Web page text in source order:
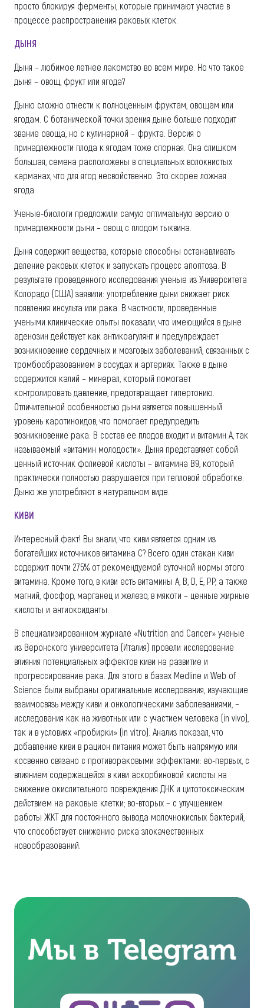
просто блокируя ферменты, которые принимают участие в
процессе распространения раковых клеток.
ДЫНЯ
Дыня – любимое летнее лакомство во всем мире. Но что такое
дыня – овощ, фрукт или ягода?
Дыню сложно отнести к полноценным фруктам, овощам или
ягодам. С ботанической точки зрения дыне больше подходит
звание овоща, но с кулинарной – фрукта. Версия о
принадлежности плода к ягодам тоже спорная. Она слишком
большая, семена расположены в специальных волокнистых
карманах, что для ягод несвойственно. Это скорее ложная
ягода.
Ученые-биологи предложили самую оптимальную версию о
принадлежности дыни – овощ с плодом тыквина.
Дыня содержит вещества, которые способны останавливать
деление раковых клеток и запускать процесс апоптоза. В
результате проведенного исследования ученые из Университета
Колорадо (США) заявили: употребление дыни снижает риск
появления инсульта или рака. В частности, проведенные
учеными клинические опыты показали, что имеющийся в дыне
аденозин действует как антикоагулянт и предупреждает
возникновение сердечных и мозговых заболеваний, связанных с
тромбообразованием в сосудах и артериях. Также в дыне
содержится калий – минерал, который помогает
контролировать давление, предотвращает гипертонию.
Отличительной особенностью дыни является повышенный
уровень каротиноидов, что помогает предупредить
возникновение рака. В состав ее плодов входит и витамин А, так
называемый «витамин молодости». Дыня представляет собой
ценный источник фолиевой кислоты – витамина В9, который
практически полностью разрушается при тепловой обработке.
Дыню же употребляют в натуральном виде.
КИВИ
Интересный факт! Вы знали, что киви является одним из
богатейших источников витамина С? Всего один стакан киви
содержит почти 275% от рекомендуемой суточной нормы этого
витамина. Кроме того, в киви есть витамины A, В, D, E, РР, а также
магний, фосфор, марганец и железо, в мякоти – ценные жирные
кислоты и антиоксиданты.
В специализированном журнале «Nutrition and Cancer» ученые
из Веронского университета (Италия) провели исследование
влияния потенциальных эффектов киви на развитие и
прогрессирование рака. Для этого в базах Medline и Web of
Science были выбраны оригинальные исследования, изучающие
взаимосвязь между киви и онкологическими заболеваниями, –
исследования как на животных или с участием человека (in vivo),
так и в условиях «пробирки» (in vitro). Анализ показал, что
добавление киви в рацион питания может быть напрямую или
косвенно связано с противораковыми эффектами: во-первых, с
влиянием содержащейся в киви аскорбиновой кислоты на
снижение окислительного повреждения ДНК и цитотоксическим
действием на раковые клетки; во-вторых – с улучшением
работы ЖКТ для постоянного вывода молочнокислых бактерий,
что способствует снижению риска злокачественных
новообразований.